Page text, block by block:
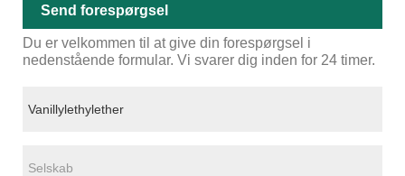
Send forespørgsel
Du er velkommen til at give din forespørgsel i
nedenstående formular. Vi svarer dig inden for 24 timer.